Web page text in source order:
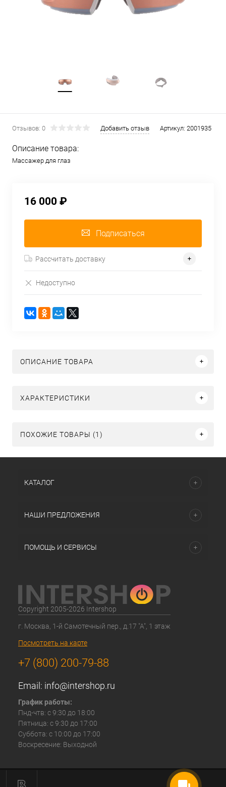
Отзывов: 0 Добавить отзыв Артикул: 2001935
Описание товара:
Массажер для глаз
16 000 ₽
Подписаться
Рассчитать доставку
Недоступно
ОПИСАНИЕ ТОВАРА
ХАРАКТЕРИСТИКИ
ПОХОЖИЕ ТОВАРЫ (1)
КАТАЛОГ
НАШИ ПРЕДЛОЖЕНИЯ
ПОМОЩЬ И СЕРВИСЫ
Copyright 2005-2026 Intershop
г. Москва, 1-й Самотечный пер., д.17 "А", 1 этаж
Посмотреть на карте
+7 (800) 200-79-88
Email: info@intershop.ru
График работы:
Пнд-чтв: с 9:30 до 18:00
Пятница: с 9:30 до 17:00
Суббота: с 10:00 до 17:00
Воскресение: Выходной